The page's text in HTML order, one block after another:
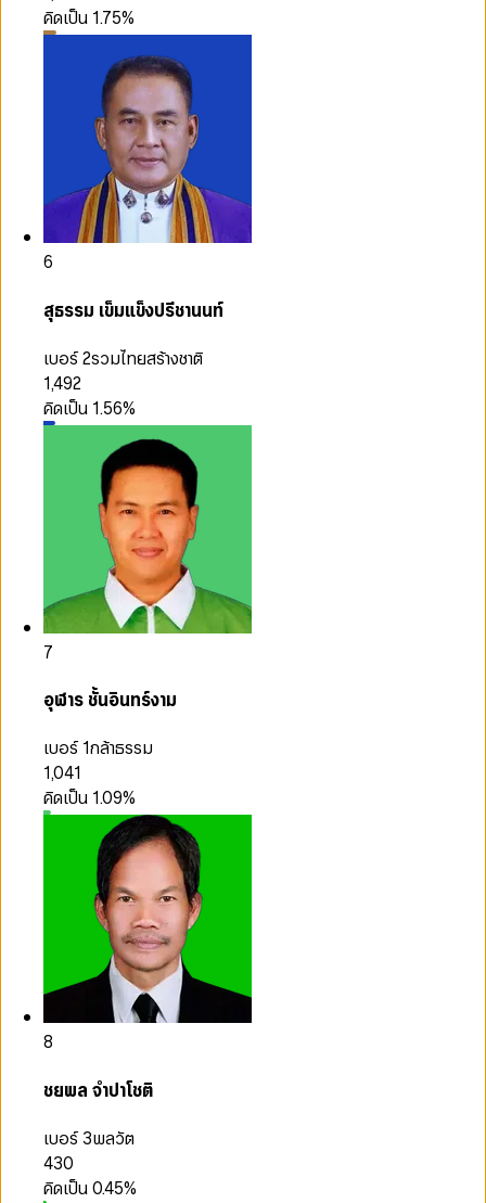
คิดเป็น 1.75%
6
สุธรรม เข็มแข็งปรีชานนท์
เบอร์ 2รวมไทยสร้างชาติ
1,492
คิดเป็น 1.56%
7
อุฬาร ชั้นอินทร์งาม
เบอร์ 1กล้าธรรม
1,041
คิดเป็น 1.09%
8
ชยพล จำปาโชติ
เบอร์ 3พลวัต
430
คิดเป็น0.45%